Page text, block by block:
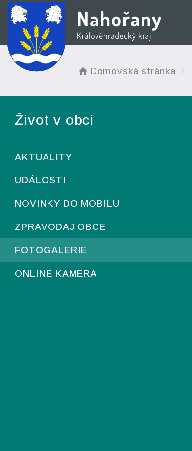
Domovská stránka
Život v obci
AKTUALITY
UDÁLOSTI
NOVINKY DO MOBILU
ZPRAVODAJ OBCE
FOTOGALERIE
ONLINE KAMERA